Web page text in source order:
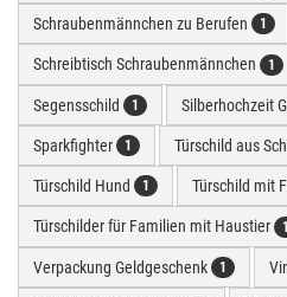
Schraubenmännchen zu Berufen 1
Schreibtisch Schraubenmännchen 1
Segensschild 1 Silberhochzeit
Sparkfighter 1 Türschild aus
Türschild Hund 1 Türschild mit
Türschilder für Familien mit Haustier 1
Verpackung Geldgeschenk 1